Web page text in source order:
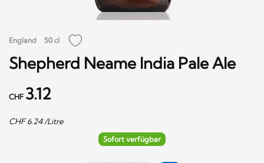
England 50 cl
Shepherd Neame India Pale Ale
CHF 3.12
CHF6.24/Litre
Sofort verfügbar